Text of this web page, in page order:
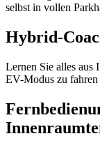
selbst in vollen
Hybrid-
Lernen Sie alles aus
EV-Modus zu